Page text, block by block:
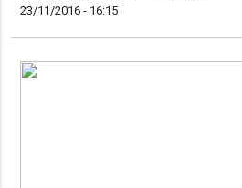
23/11/2016 - 16:15